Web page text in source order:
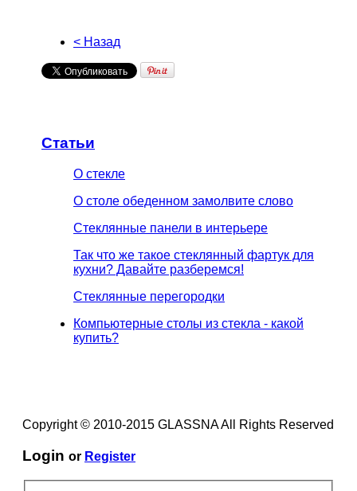
< Назад
Статьи
О стекле
О столе обеденном замолвите слово
Стеклянные панели в интерьере
Так что же такое стеклянный фартук для
кухни? Давайте разберемся!
Стеклянные перегородки
Компьютерные столы из стекла - какой
купить?
Copyright © 2010-2015 GLASSNA All Rights Reserved
Login or Register